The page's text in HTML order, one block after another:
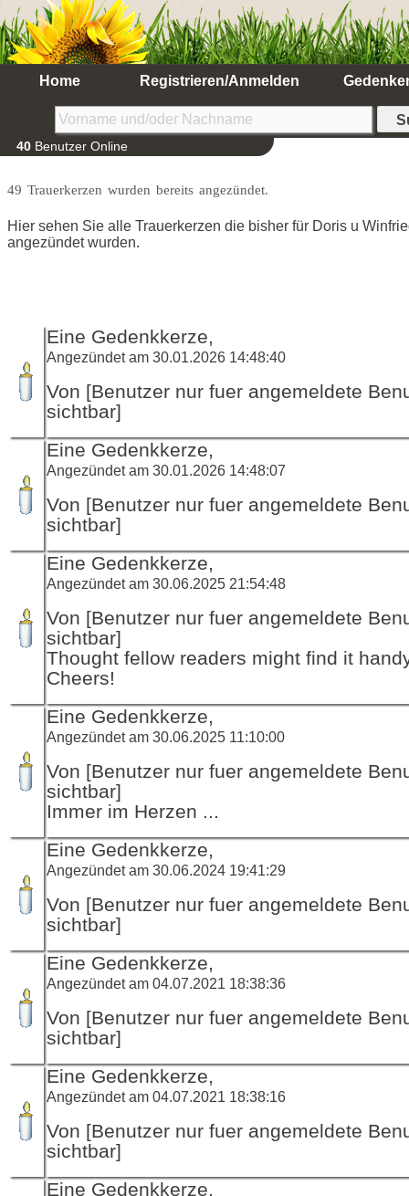
Home Registrieren/Anmelden
40 Benutzer Online
49 Trauerkerzen wurden bereits angezündet.
Hier sehen Sie alle Trauerkerzen die bisher für Doris u
angezündet wurden.
Eine Gedenkkerze,
Angezündet am 30.01.2026 14:48:40
Von [Benutzer nur fuer angemeldete
sichtbar]
Eine Gedenkkerze,
Angezündet am 30.01.2026 14:48:07
Von [Benutzer nur fuer angemeldete
sichtbar]
Eine Gedenkkerze,
Angezündet am 30.06.2025 21:54:48
Von [Benutzer nur fuer angemeldete
sichtbar]
Thought fellow readers might find it
Cheers!
Eine Gedenkkerze,
Angezündet am 30.06.2025 11:10:00
Von [Benutzer nur fuer angemeldete
sichtbar]
Immer im Herzen ...
Eine Gedenkkerze,
Angezündet am 30.06.2024 19:41:29
Von [Benutzer nur fuer angemeldete
sichtbar]
Eine Gedenkkerze,
Angezündet am 04.07.2021 18:38:36
Von [Benutzer nur fuer angemeldete
sichtbar]
Eine Gedenkkerze,
Angezündet am 04.07.2021 18:38:16
Von [Benutzer nur fuer angemeldete
sichtbar]
Eine Gedenkkerze,